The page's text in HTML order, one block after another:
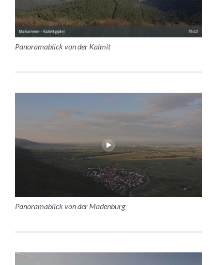
Panoramablick von der Kalmit
Panoramablick von der Madenburg